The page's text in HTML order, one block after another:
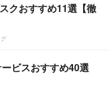
クおすすめ11選【徹
ビスおすすめ40選